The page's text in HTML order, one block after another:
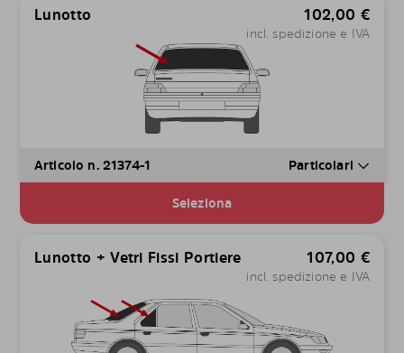
Lunotto 102,00 €
incl. spedizione e IVA
Articolo n. 21374-1 Particolari
Seleziona
Lunotto + Vetri Fissi Portiere 107,00 €
incl. spedizione e IVA